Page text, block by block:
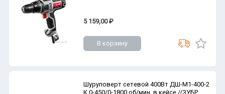
5 159,00 ₽
В корзину
Шуруповерт сетевой 400Вт ДШ-М1-400-2
К 0-450/0-1800 об/мин, в кейсе //ЗУБР